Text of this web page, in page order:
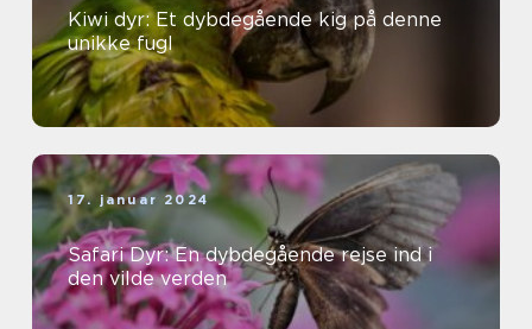
Kiwi dyr: Et dybdegående kig på denne
unikke fugl
17. januar 2024
Safari Dyr: En dybdegående rejse ind i
den vilde verden